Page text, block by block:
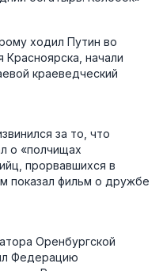
ходил Путин во
начали
краеведческий
за то, что
о «полчищах
прорвавшихся в
показал фильм о дружбе
Оренбургской
Федерацию